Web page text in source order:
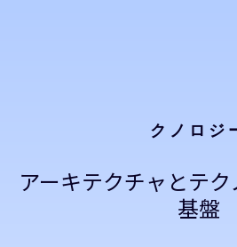
クノロジ
アーキテクチャとテ
基盤